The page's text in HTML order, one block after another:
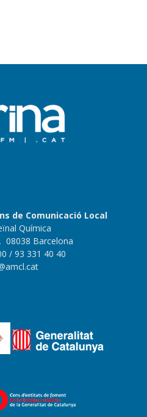
de Comunicació Local
Química
08038 Barcelona
/ 93 331 40 40